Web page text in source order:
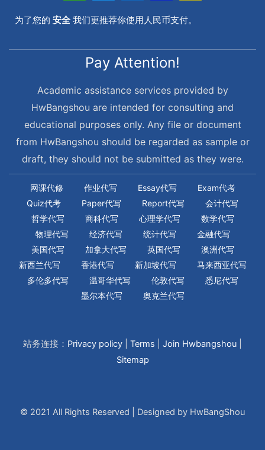
为了您的 安全 我们更推荐你使用人民币支付。
Pay Attention!
Academic assistance services provided by
HwBangshou are intended for consulting and
educational purposes only. Any file or document
from HwBangshou should be regarded as sample or
draft, they should not be submitted as they were.
网课代修 作业代写 Essay代写
Exam代考
Quiz代考
Paper代写 Report代写
会计代写
哲学代写
商科代写 心理学代写
数学代写
物理代写
经济代写 统计代写
金融代写
美国代写
加拿大代写 英国代写
澳洲代写
新西兰代写
香港代写 新加坡代写
马来西亚代写
多伦多代写
温哥华代写 伦敦代写
悉尼代写
墨尔本代写
奥克兰代写
© 2021 All Rights Reserved | Designed by HwBangShou
站务连接： Privacy policy Terms Join Hwbangshou
Sitemap